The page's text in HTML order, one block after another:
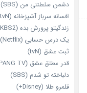
دشمن سلطنتی من (SBS)
افسانه سرباز آشپزخانه (tvN)
زندگیتو پرورش بده (KBS2)
یک درس حسابی (Netflix)
ثبت عشق (tvN)
قدر مطلق عشق (COUPANG TV)
دلباخته تو شدم (SBS)
قلمرو طلا (Disney+)